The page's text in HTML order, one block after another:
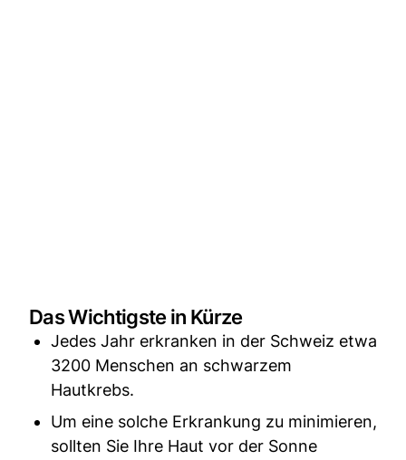
Das Wichtigste in Kürze
Jedes Jahr erkranken in der Schweiz etwa
3200 Menschen an schwarzem
Hautkrebs.
Um eine solche Erkrankung zu minimieren,
sollten Sie Ihre Haut vor der Sonne